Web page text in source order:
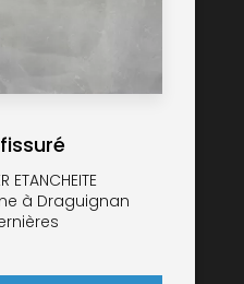
ETANCHEITE
à Draguignan